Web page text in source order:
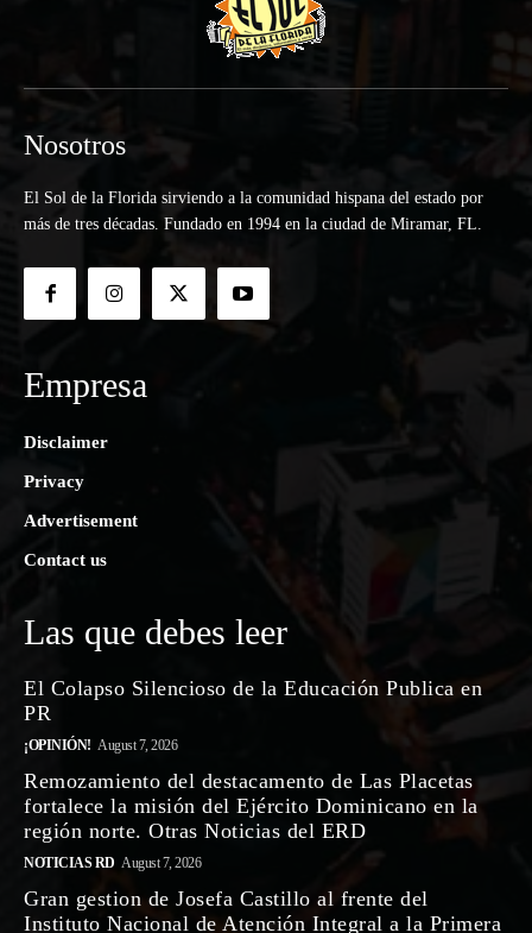
Nosotros
El Sol de la Florida sirviendo a la comunidad hispana del estado por
más de tres décadas. Fundado en 1994 en la ciudad de Miramar, FL.
Empresa
Disclaimer
Privacy
Advertisement
Contact us
Las que debes leer
El Colapso Silencioso de la Educación Publica en
PR
¡OPINIÓN! August 7, 2026
Remozamiento del destacamento de Las Placetas
fortalece la misión del Ejército Dominicano en la
región norte. Otras Noticias del ERD
NOTICIAS RD August 7, 2026
Gran gestion de Josefa Castillo al frente del
Instituto Nacional de Atención Integral a la Primera